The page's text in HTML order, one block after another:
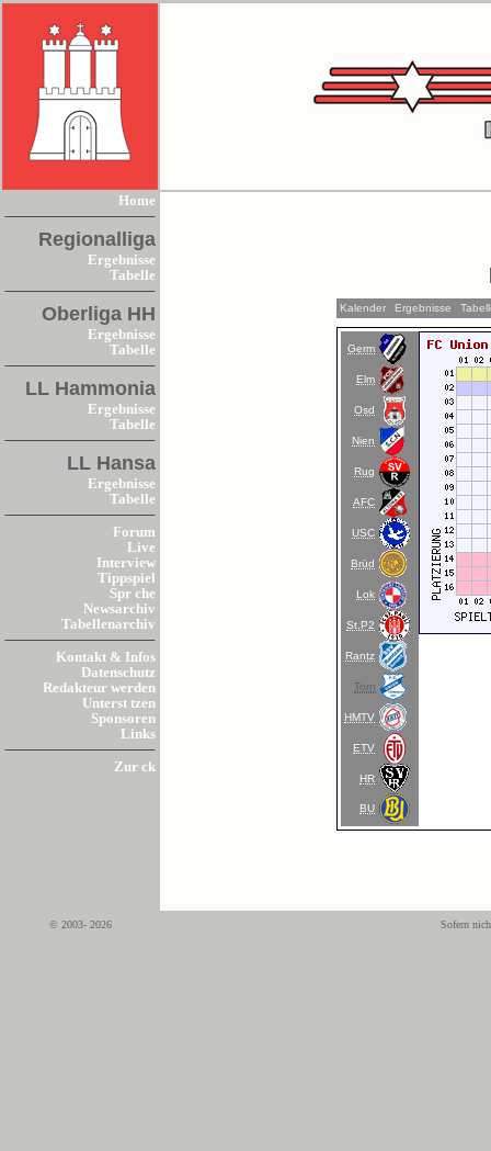
Home
Regionalliga
Ergebnisse
Tabelle
Oberliga HH
Ergebnisse
Tabelle
LL Hammonia
Ergebnisse
Tabelle
LL Hansa
Ergebnisse
Tabelle
Forum
Live
Interview
Tippspiel
Spr che
Newsarchiv
Tabellenarchiv
Kontakt & Infos
Datenschutz
Redakteur werden
Unterst tzen
Sponsoren
Links
Zur ck
Kalender Ergebnisse
Germ
Elm
Osd
Nien
Rug
AFC
USC
Brüd
Lok
St.P2
Rantz
Torn
HMTV
ETV
HR
BU
© 2003- 2026 Sofern